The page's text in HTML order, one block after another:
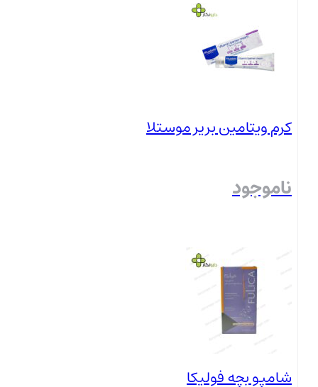
کرم ویتامین بریر موستلا
ناموجود
شامپو بچه فولیکا